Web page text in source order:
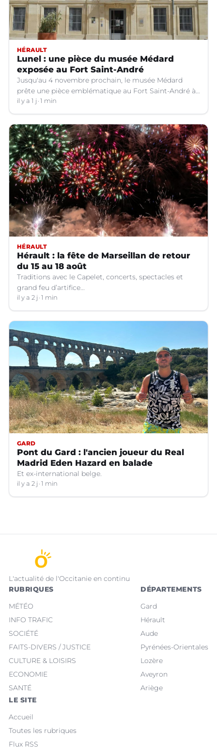
HÉRAULT
Lunel : une pièce du musée Médard
exposée au Fort Saint-André
Jusqu'au 4 novembre prochain, le musée Médard
prête une pièce emblématique au Fort Saint-André à
Villeneuve-lez-Avignon (Gard).
il y a 1 j 1 min
HÉRAULT
Hérault : la fête de Marseillan de retour
du 15 au 18 août
Traditions avec le Capelet, concerts, spectacles et
grand feu d’artifice...
il y a 2 j 1 min
GARD
Pont du Gard : l'ancien joueur du Real
Madrid Eden Hazard en balade
Et ex-international belge.
il y a 2 j 1 min
L'actualité de l'Occitanie en continu
RUBRIQUES
MÉTÉO
INFO TRAFIC
SOCIÉTÉ
FAITS-DIVERS / JUSTICE
CULTURE & LOISIRS
ECONOMIE
SANTÉ
DÉPARTEMENTS
Gard
Hérault
Aude
Pyrénées-Orientales
Lozère
Aveyron
Ariège
LE SITE
Accueil
Toutes les rubriques
Flux RSS